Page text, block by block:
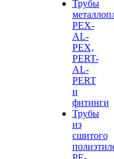
Трубы
PEX-
AL-
PEX,
PERT-
AL-
PERT
и
фитинги
Трубы
из
сшитого